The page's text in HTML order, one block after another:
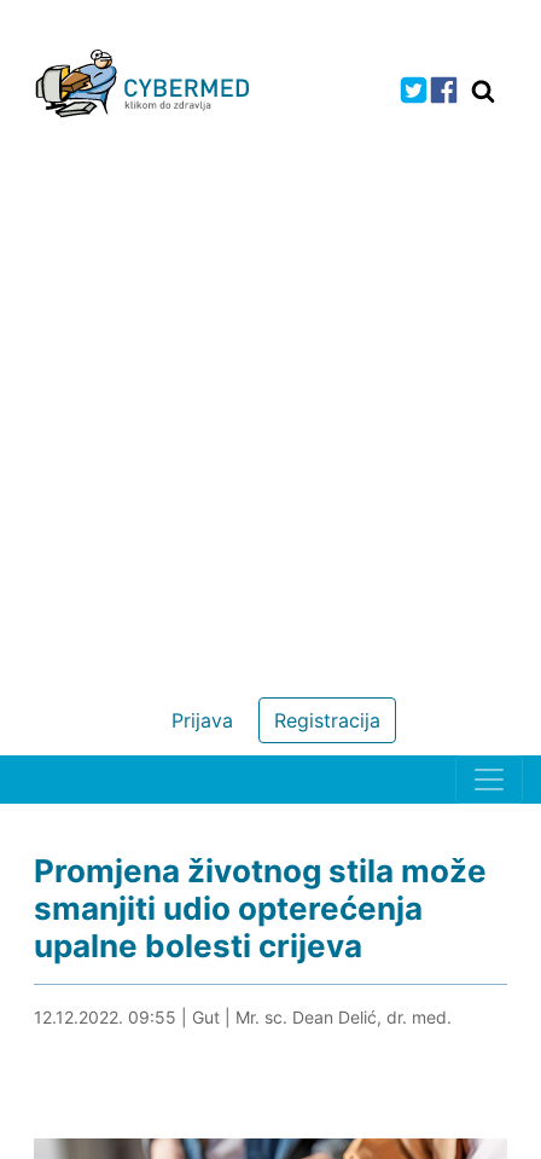
Registracija
Prijava
Promjena životnog stila može
smanjiti udio opterećenja
upalne bolesti crijeva
12.12.2022. 10:11
12.12.2022. 09:55 Gut| Mr. sc. Dean Delić, dr. med.